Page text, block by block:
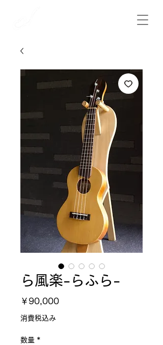
ら風楽-らふら-
￥90,000価
消費税込み
数量 *